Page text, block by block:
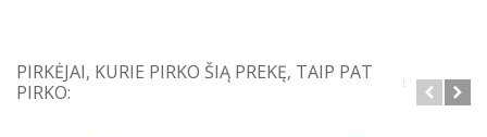
PIRKĖJAI, KURIE PIRKO ŠIĄ PREKĘ, TAIP PAT
PIRKO: